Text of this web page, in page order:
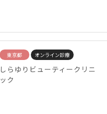
東京都 オンライン診療
しらゆりビューティークリニ
ック